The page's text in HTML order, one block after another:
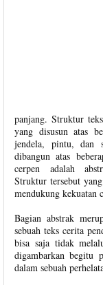
panjang. Struktur
yang disusun atas
jendela, pintu, dan
dibangun atas
cerpen adalah
Struktur tersebut
mendukung kekuatan
Bagian abstrak
sebuah teks cerita
bisa saja tidak
digambarkan begitu
dalam sebuah